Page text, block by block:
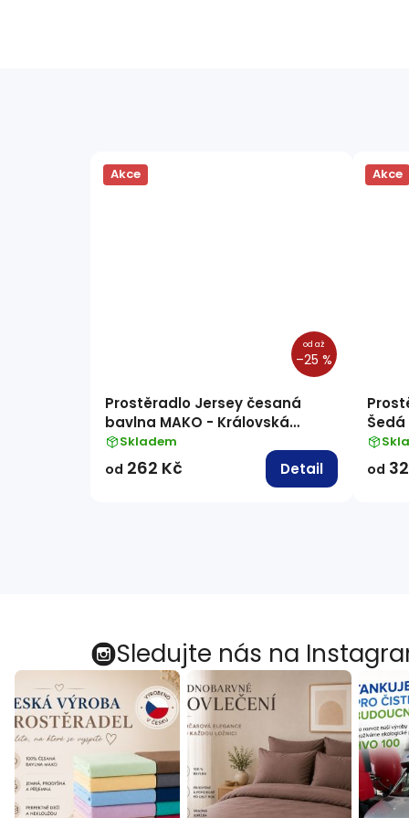
Akce
od až
–25 %
Prostěradlo Jersey česaná
bavlna MAKO - Královská
modrá
Skladem
od 262 Kč Detail
Akce
Šedá
od
Sledujte nás na